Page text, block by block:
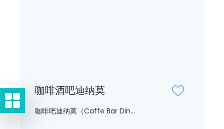
咖啡酒吧迪纳莫
咖啡吧迪纳莫（Caffe Bar Din...